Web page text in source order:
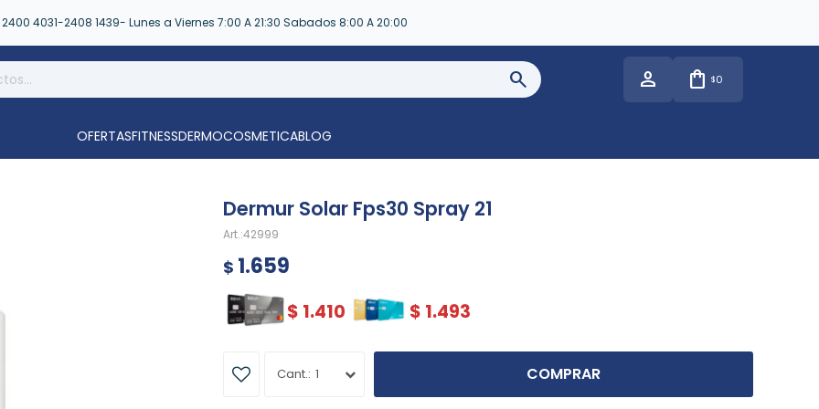
2400 4031-2408 1439- Lunes a Viernes 7:00 A 21:30 Sabados 8:00 A 20:00
$0
OFERTASFITNESSDERMOCOSMETICABLOG
Dermur Solar Fps30 Spray 21
42999
$ 1.659
$ 1.410 $ 1.493
1 COMPRAR